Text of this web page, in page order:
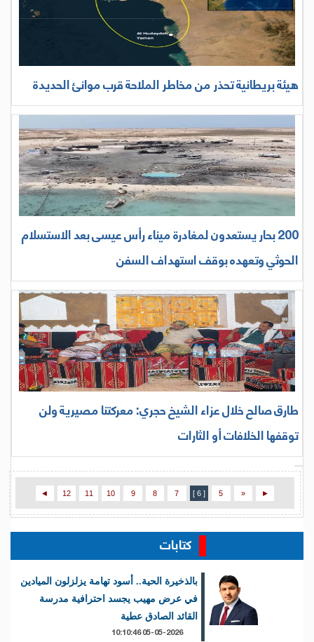
هيئة بريطانية تحذر من مخاطر الملاحة قرب موانئ الحديدة
200 بحار يستعدون لمغادرة ميناء رأس عيسى بعد الاستسلام
الحوثي وتعهده بوقف استهداف السفن
طارق صالح خلال عزاء الشيخ حجري: معركتنا مصيرية ولن
توقفها الخلافات أو الثارات
►
«
[ 6 ]
8
9
◄
كتابات
بالذخيرة الحية.. أسود تهامة يزلزلون الميادين
في عرض مهيب يجسد احترافية مدرسة
القائد الصادق عطية
05-05-2026 10:10:46